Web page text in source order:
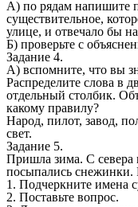
А) по рядам напишите
существительное,
улице, и отвечало бы
Б) проверьте с
Задание 4.
А) вспомните, что вы
Распределите слова в
отдельный столбик.
какому правилу?
Народ, пилот, завод,
свет.
Задание 5.
Пришла зима. С севера
посыпались снежинки.
1. Подчеркните имена
2. Поставьте вопрос.